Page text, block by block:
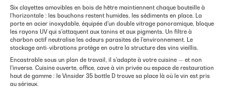
Six clayettes amovibles en bois de hêtre maintiennent chaque bouteille à
l'horizontale : les bouchons restent humides, les sédiments en place. La
porte en acier inoxydable, équipée d'un double vitrage panoramique, bloque
les rayons UV qui s'attaquent aux tanins et aux pigments. Un filtre à
charbon actif neutralise les odeurs parasites de l'environnement. Le
stockage anti-vibrations protège en outre la structure des vins vieillis.
Encastrable sous un plan de travail, il s'adapte à votre cuisine — et non
l'inverse. Cuisine ouverte, office, cave à vin privée ou espace de restauration
haut de gamme : le Vinsider 35 bottle D trouve sa place là où le vin est pris
au sérieux.